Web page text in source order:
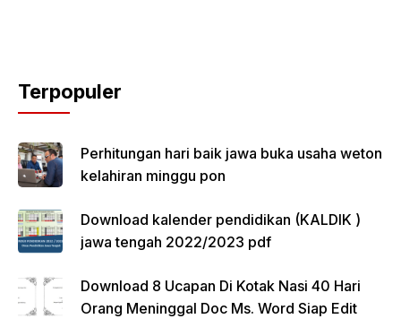
Terpopuler
Perhitungan hari baik jawa buka usaha weton
kelahiran minggu pon
Download kalender pendidikan (KALDIK )
jawa tengah 2022/2023 pdf
Download 8 Ucapan Di Kotak Nasi 40 Hari
Orang Meninggal Doc Ms. Word Siap Edit